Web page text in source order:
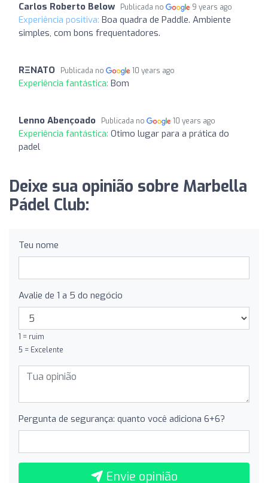
Carlos Roberto Below Publicada no 9 years ago
Experiência positiva: Boa quadra de Paddle. Ambiente
simples, com bons frequentadores.
RΞNATO Publicada no 10 years ago
Experiência fantástica: Bom
Lenno Abençoado Publicada no 10 years ago
Experiência fantástica: Otimo lugar para a prática do
padel
Deixe sua opinião sobre Marbella
Pádel Club:
Teu nome
Avalie de 1 a 5 do negócio
1 = ruim
5 = Excelente
Pergunta de segurança: quanto você adiciona 6+6?
Envie opinião